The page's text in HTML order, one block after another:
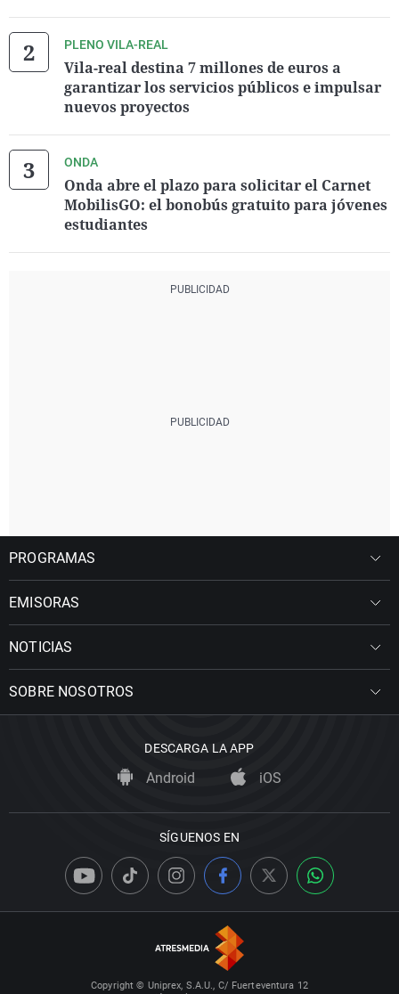
PLENO VILA-REAL
Vila-real destina 7 millones de euros a
garantizar los servicios públicos e impulsar
nuevos proyectos
ONDA
Onda abre el plazo para solicitar el Carnet
MobilisGO: el bonobús gratuito para jóvenes
estudiantes
PROGRAMAS
EMISORAS
NOTICIAS
SOBRE NOSOTROS
DESCARGA LA APP
Android iOS
SÍGUENOS EN
Copyright © Uniprex, S.A.U., C/ Fuerteventura 12